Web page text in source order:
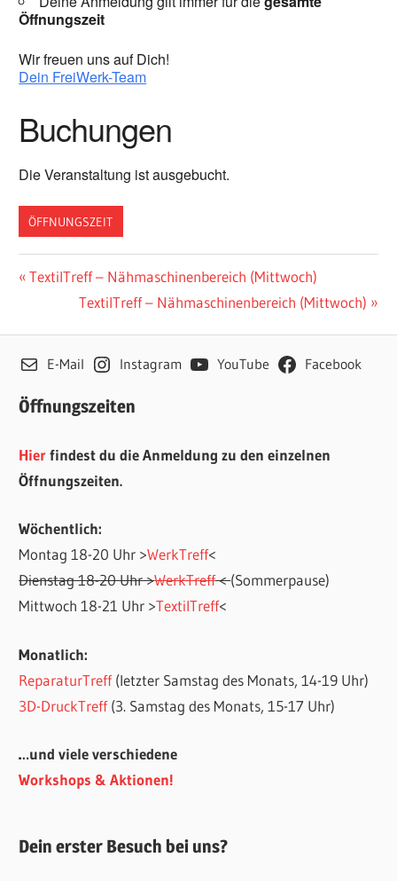
Öffnungszeit
Wir freuen uns auf Dich!
Dein FreiWerk-Team
Buchungen
Die Veranstaltung ist ausgebucht.
ÖFFNUNGSZEIT
Beitragsnavigation
Vorheriger
TextilTreff – Nähmaschinenbereich (Mittwoch)
Nächster
TextilTreff – Nähmaschinenbereich (Mittwoch)
E-Mail Instagram YouTube Facebook
Öffnungszeiten
Hierfindest du die Anmeldung zu den einzelnen
Öffnungszeiten.
Wöchentlich:
Montag 18-20 Uhr >WerkTreff<
Dienstag 18-20 Uhr >WerkTreff<(Sommerpause)
Mittwoch 18-21 Uhr >TextilTreff<
Monatlich:
ReparaturTreff(letzter Samstag des Monats, 14-19 Uhr)
3D-DruckTreff(3. Samstag des Monats, 15-17 Uhr)
…und viele verschiedene
Workshops & Aktionen!
Dein erster Besuch bei uns?